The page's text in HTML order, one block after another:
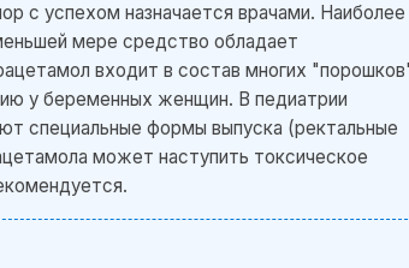
с успехом назначается врачами. Наиболее
мере средство обладает
входит в состав многих
у беременных женщин. В педиатрии
специальные формы выпуска (ректальные
может наступить токсическое